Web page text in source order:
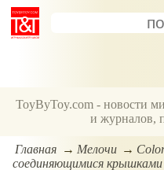
ToyByToy.com - новости
и журналов,
Главная Мелочи
соединяющимися крышками